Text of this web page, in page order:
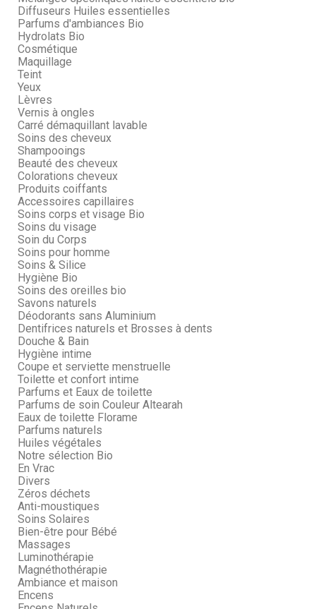
Diffuseurs Huiles essentielles
Parfums d'ambiances Bio
Hydrolats Bio
Cosmétique
Maquillage
Teint
Yeux
Lèvres
Vernis à ongles
Carré démaquillant lavable
Soins des cheveux
Shampooings
Beauté des cheveux
Colorations cheveux
Produits coiffants
Accessoires capillaires
Soins corps et visage Bio
Soins du visage
Soin du Corps
Soins pour homme
Soins & Silice
Hygiène Bio
Soins des oreilles bio
Savons naturels
Déodorants sans Aluminium
Dentifrices naturels et Brosses à dents
Douche & Bain
Hygiène intime
Coupe et serviette menstruelle
Toilette et confort intime
Parfums et Eaux de toilette
Parfums de soin Couleur Altearah
Eaux de toilette Florame
Parfums naturels
Huiles végétales
Notre sélection Bio
En Vrac
Divers
Zéros déchets
Anti-moustiques
Soins Solaires
Bien-être pour Bébé
Massages
Luminothérapie
Magnéthothérapie
Ambiance et maison
Encens